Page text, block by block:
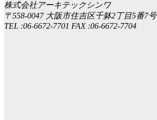
株式会社アーキテックシンワ
〒558-0047 大阪市住吉区千躰2丁目5番7号
TEL :06-6672-7701 FAX :06-6672-7704